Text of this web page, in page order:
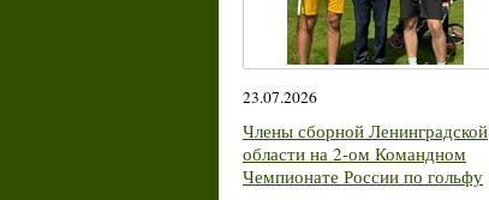
23.07.2026
Члены сборной Ленинградской
области на 2-ом Командном
Чемпионате России по гольфу